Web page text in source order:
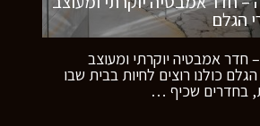
הגלם
חדר אמבטיה יוקרתי ומעוצב
כולנו רוצים לחיות בבית שבו
בחדרים שכיף …